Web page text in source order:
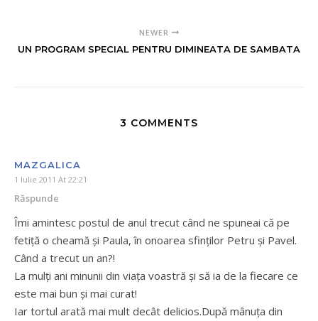
NEWER
UN PROGRAM SPECIAL PENTRU DIMINEATA DE SAMBATA
3 COMMENTS
MAZGALICA
1 Iulie 2011 At 22:21
Răspunde
Îmi amintesc postul de anul trecut când ne spuneai că pe
fetiță o cheamă și Paula, în onoarea sfinților Petru și Pavel.
Când a trecut un an?!
La mulți ani minunii din viața voastră și să ia de la fiecare ce
este mai bun și mai curat!
Iar tortul arată mai mult decât delicios.După mânuța din